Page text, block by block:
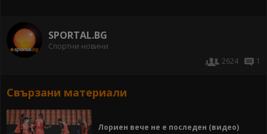
SPORTAL.BG
Спортни новини
2624
1
Свързани материали
Лориен вече не е последен (видео)